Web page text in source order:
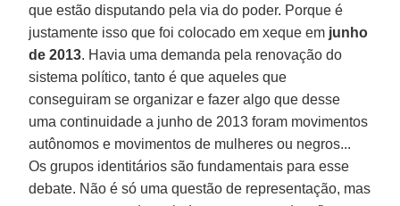
que estão disputando pela via do poder. Porque é
justamente isso que foi colocado em xeque em junho
de 2013. Havia uma demanda pela renovação do
sistema político, tanto é que aqueles que
conseguiram se organizar e fazer algo que desse
uma continuidade a junho de 2013 foram movimentos
autônomos e movimentos de mulheres ou negros...
Os grupos identitários são fundamentais para esse
debate. Não é só uma questão de representação, mas